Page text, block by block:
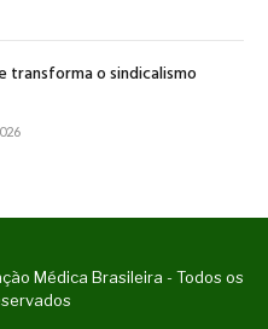
transforma o sindicalismo
Médica Brasileira - Todos os